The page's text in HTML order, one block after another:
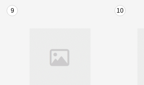
9 10